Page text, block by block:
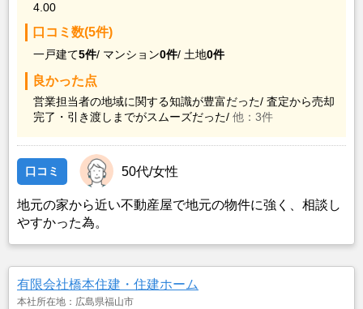
4.00
口コミ数(5件)
一戸建て5件/ マンション0件/ 土地0件
良かった点
営業担当者の地域に関する知識が豊富だった/ 査定から売却
完了・引き渡しまでがスムーズだった/ 他：3件
口コミ 50代/女性
地元の家から近い不動産屋で地元の物件に強く、相談し
やすかった為。
有限会社橋本住建・住建ホーム
本社所在地：広島県福山市